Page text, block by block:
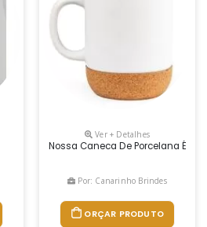
Ver + Detalhes
Nossa Caneca De Porcelana É
Por: Canarinho Brindes
ORÇAR PRODUTO